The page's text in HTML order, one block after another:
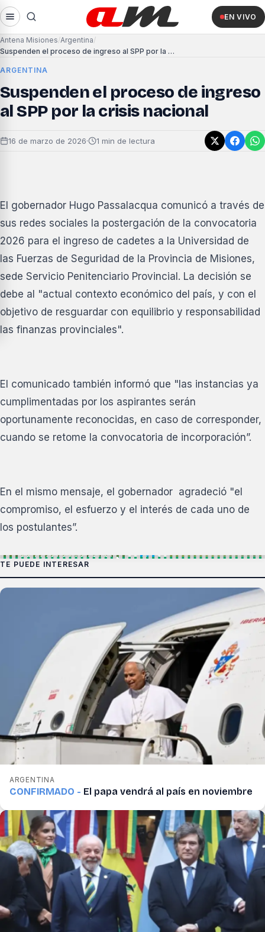
EN VIVO
Antena Misiones Argentina
Suspenden el proceso de ingreso al SPP por la crisis nacional
ARGENTINA
Suspenden el proceso de ingreso
al SPP por la crisis nacional
16 de marzo de 2026· 1 min de lectura
El gobernador Hugo Passalacqua comunicó a través de
sus redes sociales la postergación de la convocatoria
2026 para el ingreso de cadetes a la Universidad de
las Fuerzas de Seguridad de la Provincia de Misiones,
sede Servicio Penitenciario Provincial. La decisión se
debe al "actual contexto económico del país, y con el
objetivo de resguardar con equilibrio y responsabilidad
las finanzas provinciales".
El comunicado también informó que "las instancias ya
cumplimentadas por los aspirantes serán
oportunamente reconocidas, en caso de corresponder,
cuando se retome la convocatoria de incorporación”.
En el mismo mensaje, el gobernador agradeció "el
compromiso, el esfuerzo y el interés de cada uno de
los postulantes”.
TE PUEDE INTERESAR
ARGENTINA
CONFIRMADO - El papa vendrá al país en noviembre